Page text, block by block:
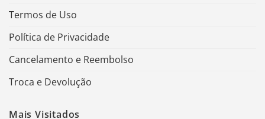
Termos de Uso
Política de Privacidade
Cancelamento e Reembolso
Troca e Devolução
Mais Visitados